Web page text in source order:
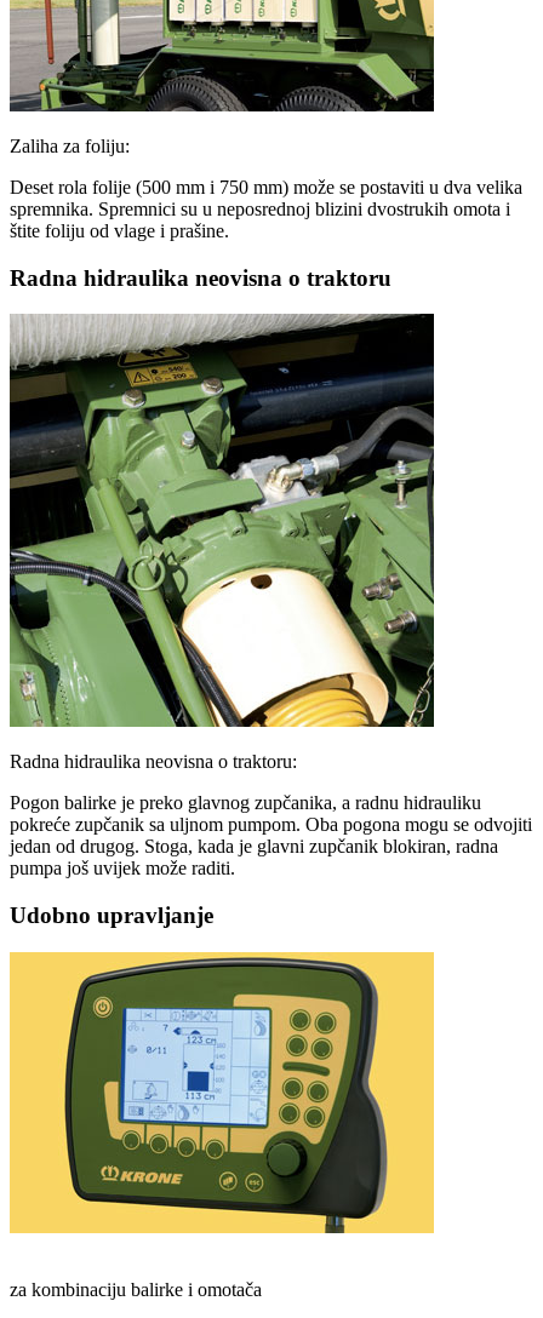
Zaliha za foliju:
Deset rola folije (500 mm i 750 mm) može se postaviti u dva velika
spremnika. Spremnici su u neposrednoj blizini dvostrukih omota i
štite foliju od vlage i prašine.
Radna hidraulika neovisna o traktoru
Radna hidraulika neovisna o traktoru:
Pogon balirke je preko glavnog zupčanika, a radnu hidrauliku
pokreće zupčanik sa uljnom pumpom. Oba pogona mogu se odvojiti
jedan od drugog. Stoga, kada je glavni zupčanik blokiran, radna
pumpa još uvijek može raditi.
Udobno upravljanje
za kombinaciju balirke i omotača